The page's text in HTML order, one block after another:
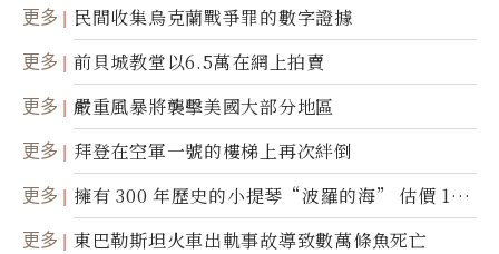
更多 民間收集烏克蘭戰爭罪的數字證據
更多 前貝城教堂以6.5萬在網上拍賣
更多 嚴重風暴將襲擊美國大部分地區
更多 拜登在空軍一號的樓梯上再次絆倒
更多
擁有 300 年歷史的小提琴“波羅的海” 估價 100
0 萬美元拍賣
更多 東巴勒斯坦火車出軌事故導致數萬條魚死亡